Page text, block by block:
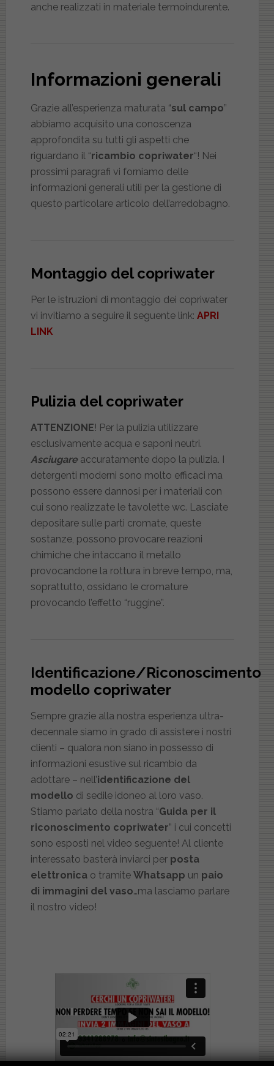
anche realizzati in materiale termoindurente.
Informazioni generali
Grazie all’esperienza maturata “sul campo”
abbiamo acquisito una conoscenza
approfondita su tutti gli aspetti che
riguardano il “ricambio copriwater“! Nei
prossimi paragrafi vi forniamo delle
informazioni generali utili per la gestione di
questo particolare articolo dell’arredobagno.
Montaggio del copriwater
Per le istruzioni di montaggio dei copriwater
vi invitiamo a seguire il seguente link: APRI
LINK
Pulizia del copriwater
ATTENZIONE! Per la pulizia utilizzare
esclusivamente acqua e saponi neutri.
Asciugareaccuratamente dopo la pulizia. I
detergenti moderni sono molto efficaci ma
possono essere dannosi per i materiali con
cui sono realizzate le tavolette wc. Lasciate
depositare sulle parti cromate, queste
sostanze, possono provocare reazioni
chimiche che intaccano il metallo
provocandone la rottura in breve tempo, ma,
soprattutto, ossidano le cromature
provocando l’effetto “ruggine”.
Identificazione/Riconoscimento
modello copriwater
Sempre grazie alla nostra esperienza ultra-
decennale siamo in grado di assistere i nostri
clienti – qualora non siano in possesso di
informazioni esustive sul ricambio da
adottare – nell’identificazione del
modello di sedile idoneo al loro vaso.
Stiamo parlato della nostra “Guida per il
riconoscimento copriwater” i cui concetti
sono esposti nel video seguente! Al cliente
interessato basterà inviarci per posta
elettronicao tramite Whatsapp un paio
di immagini del vaso…ma lasciamo parlare
il nostro video!